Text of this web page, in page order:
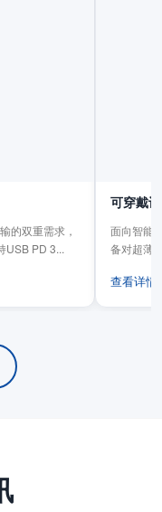
的双重需求，
USB PD 3...
可穿戴
面向智能
备对超薄
查看详